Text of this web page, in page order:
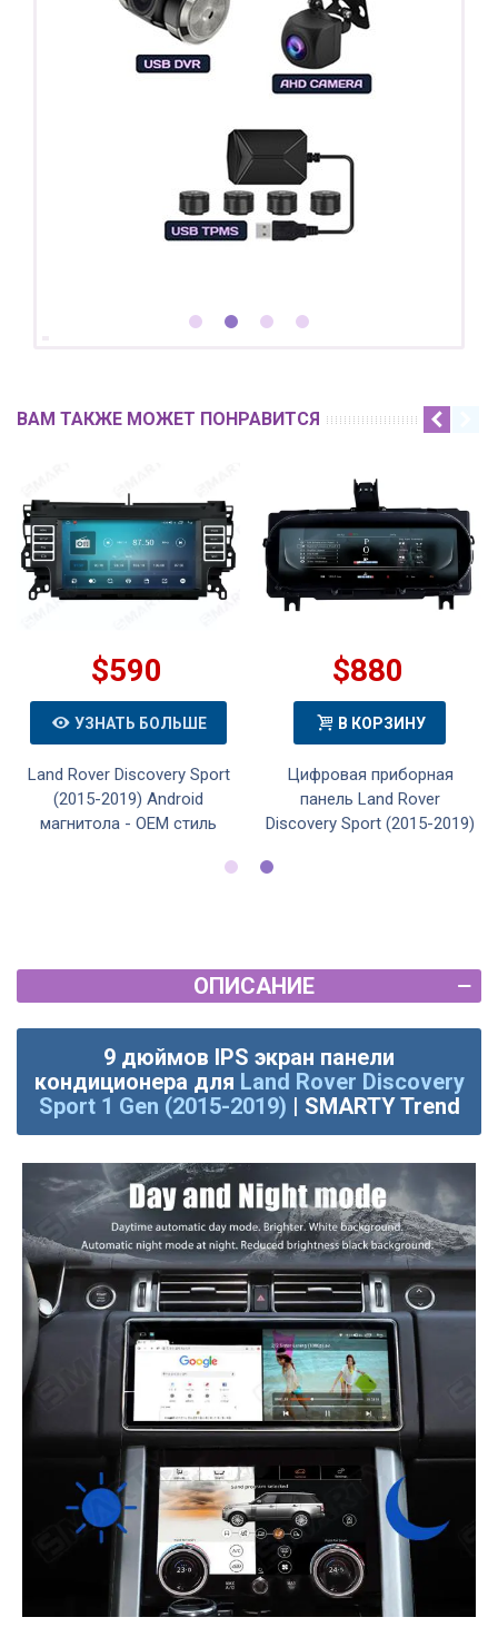
ВАМ ТАКЖЕ МОЖЕТ ПОНРАВИТСЯ
$590
УЗНАТЬ БОЛЬШЕ
Land Rover Discovery Sport
(2015-2019) Android
магнитола - OEM стиль
$880
В КОРЗИНУ
Цифровая приборная
панель Land Rover
Discovery Sport (2015-2019)
ОПИСАНИЕ
9 дюймов IPS экран панели
кондиционера для Land Rover Discovery
Sport 1 Gen (2015-2019) | SMARTY Trend